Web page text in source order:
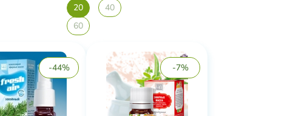
20
40
60
-44% -7%